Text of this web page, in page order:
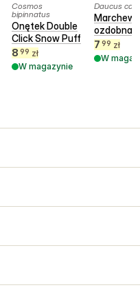
Cosmos
bipinnatus
Onętek Double
Click Snow Puff
8 99 zł
W magazynie
Daucus
Marchew
ozdobna
7 99 zł
W